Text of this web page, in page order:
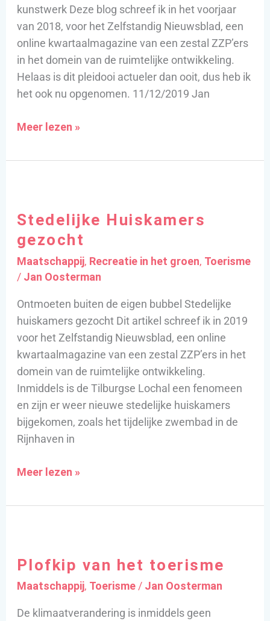
kunstwerk Deze blog schreef ik in het voorjaar
van 2018, voor het Zelfstandig Nieuwsblad, een
online kwartaalmagazine van een zestal ZZP’ers
in het domein van de ruimtelijke ontwikkeling.
Helaas is dit pleidooi actueler dan ooit, dus heb ik
het ook nu opgenomen. 11/12/2019 Jan
Meer lezen »
Stedelijke Huiskamers
gezocht
Maatschappij, Recreatie in het groen, Toerisme
/ Jan Oosterman
Ontmoeten buiten de eigen bubbel Stedelijke
huiskamers gezocht Dit artikel schreef ik in 2019
voor het Zelfstandig Nieuwsblad, een online
kwartaalmagazine van een zestal ZZP’ers in het
domein van de ruimtelijke ontwikkeling.
Inmiddels is de Tilburgse Lochal een fenomeen
en zijn er weer nieuwe stedelijke huiskamers
bijgekomen, zoals het tijdelijke zwembad in de
Rijnhaven in
gezocht
Meer lezen »
Plofkip van het toerisme
Maatschappij, Toerisme/ Jan Oosterman
De klimaatverandering is inmiddels geen
het
toerisme